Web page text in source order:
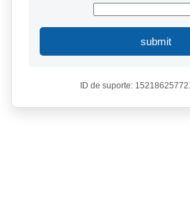
submit
ID de suporte: